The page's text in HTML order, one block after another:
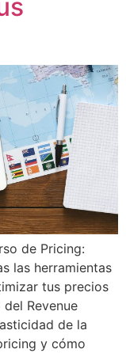
de Pricing:
las herramientas
tus precios
Revenue
de la
y cómo